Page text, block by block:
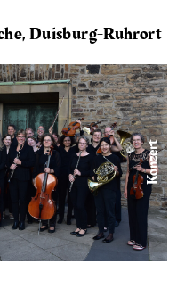
Duisburg-Ruhrort
Konzert